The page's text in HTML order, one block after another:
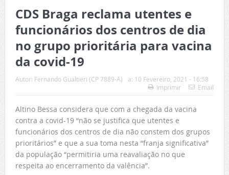
CDS Braga reclama utentes e
funcionários dos centros de dia
no grupo prioritária para vacina
da covid-19
Autor: Fernando Gualtieri (CP 7889-A) a: 10 Fevereiro, 2021 - 16:58
Imprimir
Email
Altino Bessa considera que com a chegada da vacina
contra a covid-19 “não se justifica que utentes e
funcionários dos centros de dia não constem dos grupos
prioritários” e que a sua toma nesta “franja significativa”
da população “permitiria uma reavaliação no que
respeita ao encerramento da valência”.